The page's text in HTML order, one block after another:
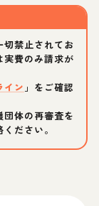
禁止されてお
実費のみ請求が
イン 」をご確認
体の再審査を
ださい。